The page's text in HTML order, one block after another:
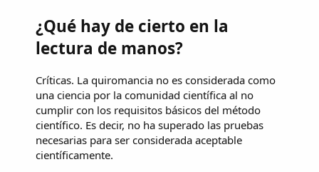
¿Qué hay de cierto en la
lectura de manos?
Críticas. La quiromancia no es considerada como
una ciencia por la comunidad científica al no
cumplir con los requisitos básicos del método
científico. Es decir, no ha superado las pruebas
necesarias para ser considerada aceptable
científicamente.